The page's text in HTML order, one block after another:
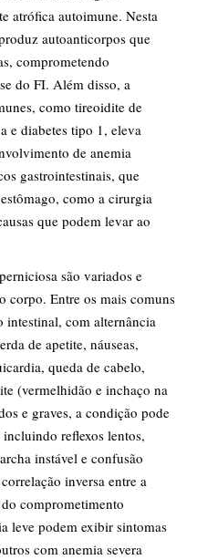
atrófica autoimune. Nesta
autoanticorpos que
comprometendo
do FI. Além disso, a
como tireoidite de
e diabetes tipo 1, eleva
de anemia
gastrointestinais, que
como a cirurgia
que podem levar ao
são variados e
corpo. Entre os mais comuns
intestinal, com alternância
de apetite, náuseas,
queda de cabelo,
(vermelhidão e inchaço na
e graves, a condição pode
reflexos lentos,
instável e confusão
inversa entre a
comprometimento
leve podem exibir sintomas
com anemia severa